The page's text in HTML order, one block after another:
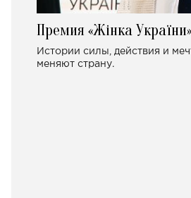
Премия «Жінка України»
Истории силы, действия и
меняют страну.